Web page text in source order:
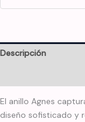
Descripción
El anillo Agnes
diseño sofisticado y